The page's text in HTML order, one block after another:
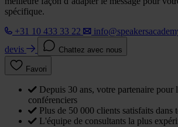
spécifique.
+31 10 433 33 22
devis
Chattez avec nous
Favori
Depuis 30 ans, votre partenaire pour
conférenciers
Plus de 50 000 clients satisfaits dans
L'équipe de consultants la plus